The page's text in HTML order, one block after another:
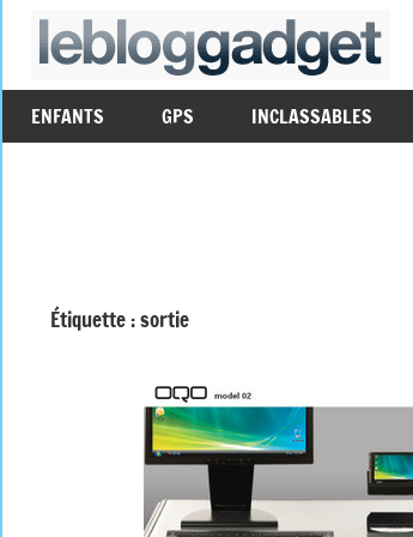
Aller
ENFANTS GPS INCLASSABLES
Étiquette :sortie